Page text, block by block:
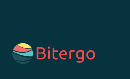
ist ein Suchfeld mit einer